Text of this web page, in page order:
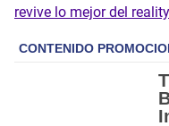
revive lo mejor del